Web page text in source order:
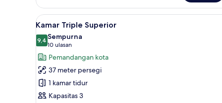
Kamar
Double
Superior,
Tempat
Tidur
Queen,
akses
difabel
Lihat
semua
foto
untuk
Kamar
Triple
Superior
Seprai premium, selimut bulu
6
Kamar Triple Superior
9,49,4 dari 10
Sempurna
10 ulasan
(10
ulasan)
Pemandangan kota
37 meter persegi
1 kamar tidur
Kapasitas 3